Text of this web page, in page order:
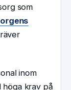
som
inom
höga krav på